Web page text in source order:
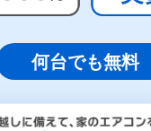
何台でも無料